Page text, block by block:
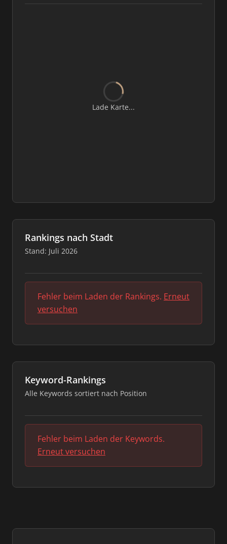
Lade Karte...
Rankings nach Stadt
Stand: Juli 2026
Fehler beim Laden der Rankings. Erneut
versuchen
Keyword-Rankings
Alle Keywords sortiert nach Position
Fehler beim Laden der Keywords.
Erneut versuchen